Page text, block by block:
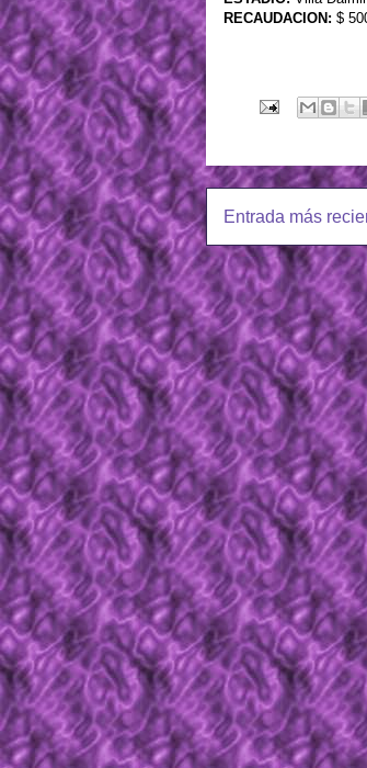
RECAUDACION: $
Entrada más